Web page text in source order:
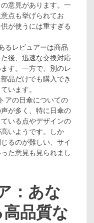
意見があります。一
点も挙げられてお
が使うには重すぎる
るレビュアーは商品
後、迅速な交換対応
す。一方で、別のレ
品だけでも購入でき
います。
アの日傘についての
が多く、特に日傘の
いる点やデザインの
いようです。しか
るのが難しい、サイ
た意見も見られまし
：あな
品質な